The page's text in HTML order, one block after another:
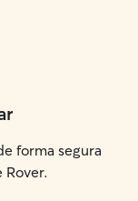
forma segura
Rover.